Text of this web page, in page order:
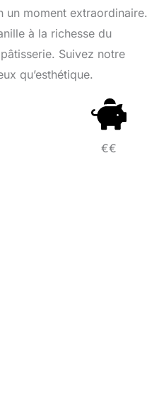
un moment extraordinaire.
à la richesse du
Suivez notre
qu’esthétique.
€€